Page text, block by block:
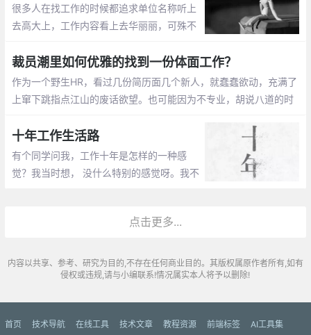
很多人在找工作的时候都追求单位名称听上
去高大上，工作内容看上去华丽丽，可殊不
为外人所知的“坑”。
裁员潮里如何优雅的找到一份体面工作？
作为一个野生HR，看过几份简历面几个新人，就蠢蠢欲动，充满了
上窜下跳指点江山的废话欲望。也可能因为不专业，胡说八道的时
十年工作生活路
有个同学问我，工作十年是怎样的一种感
觉？我当时想， 没什么特别的感觉呀。我不
点击更多...
内容以共享、参考、研究为目的,不存在任何商业目的。其版权属原作者所有,如有
侵权或违规,请与小编联系!情况属实本人将予以删除!
首页 技术导航 在线工具 技术文章 教程资源 前端标签 AI工具集